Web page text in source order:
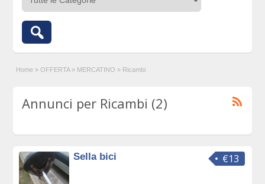
Home » OFFERTA » MERCATINO » Ricambi
Annunci per Ricambi (2)
€13
Sella bici